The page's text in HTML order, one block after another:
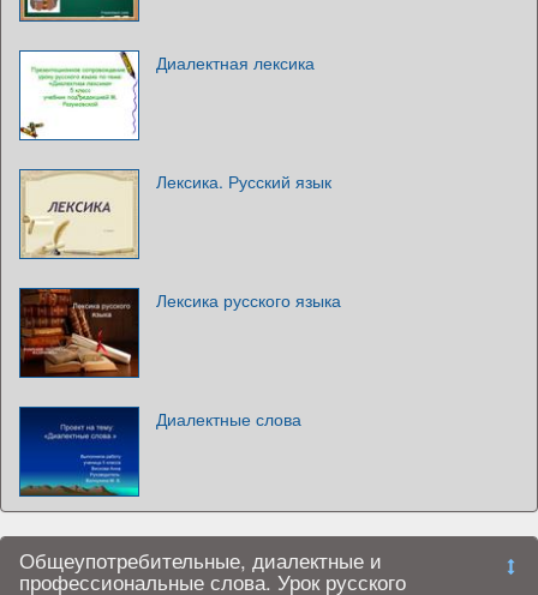
Диалектная лексика
Лексика. Русский язык
Лексика русского языка
Диалектные слова
Общеупотребительные, диалектные и
профессиональные слова. Урок русского